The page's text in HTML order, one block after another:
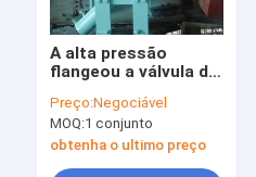
A alta pressão
flangeou a válvula de
controle hidráulico
Preço:Negociável
MOQ:1 conjunto
obtenha o ultimo preço